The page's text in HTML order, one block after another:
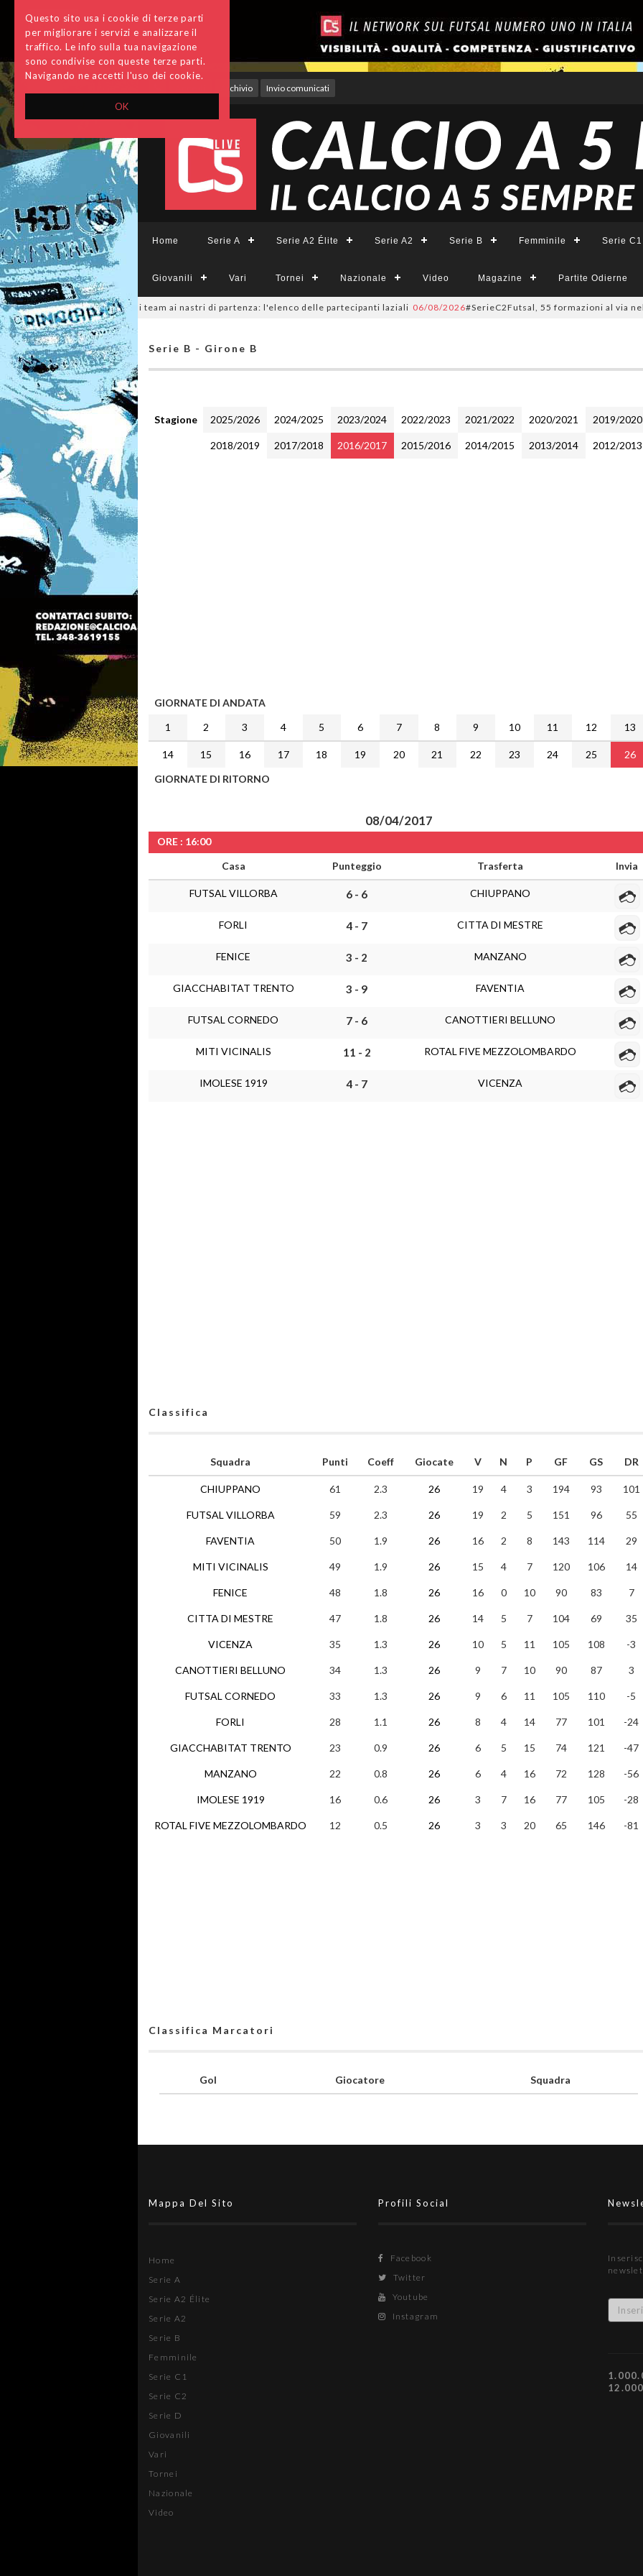
OK
Questo sito usa i cookie di terze parti
per migliorare i servizi e analizzare il
traffico. Le info sulla tua navigazione
sono condivise con queste terze parti.
Navigando ne accetti l'uso dei cookie.
Archivio Invio comunicati
Home Serie A Serie A2 Élite Serie A2 Serie B Femminile Serie C1
Giovanili Vari Tornei Nazionale Video Magazine Partite Odierne
sono 14 i team ai nastri di partenza: l'elenco delle partecipanti laziali 06/08/2026#SerieC2Futsal, 55 formazioni al via nel
Serie B - Girone B
Stagione 2025/2026 2024/2025 2023/2024 2022/2023 2021/2022 2020/2021 2019/2020
2018/2019 2017/2018 2016/2017 2015/2016 2014/2015 2013/2014 2012/2013
GIORNATE DI ANDATA
1
2 3 4 5 6 7 8 9 10 11 12 13
14 15 16 17 18 19 20 21 22 23 24 25
26
GIORNATE DI RITORNO
08/04/2017
ORE : 16:00
Casa
Punteggio Trasferta Invia
FUTSAL VILLORBA 6 - 6 CHIUPPANO
FORLI 4 - 7 CITTA DI MESTRE
FENICE 3 - 2 MANZANO
GIACCHABITAT TRENTO 3 - 9 FAVENTIA
FUTSAL CORNEDO 7 - 6 CANOTTIERI BELLUNO
MITI VICINALIS 11 - 2 ROTAL FIVE MEZZOLOMBARDO
IMOLESE 1919 4 - 7 VICENZA
Classifica
Squadra
CHIUPPANO
FUTSAL VILLORBA
FAVENTIA
MITI VICINALIS
FENICE
CITTA DI MESTRE
VICENZA
CANOTTIERI BELLUNO
FUTSAL CORNEDO
FORLI
GIACCHABITAT TRENTO
MANZANO
IMOLESE 1919
ROTAL FIVE MEZZOLOMBARDO
Punti Coeff Giocate V N P GF GS DR
61 2.3 26 19 4 3 194 93 101
59 2.3 26 19 2 5 151 96 55
50 1.9 26 16 2 8 143 114 29
49 1.9 26 15 4 7 120 106 14
48 1.8 26 16 0 10 90 83 7
47 1.8 26 14 5 7 104 69 35
35 1.3 26 10 5 11 105 108 -3
34 1.3 26 9 7 10 90 87 3
33 1.3 26 9 6 11 105 110 -5
28 1.1 26 8 4 14 77 101 -24
23 0.9 26 6 5 15 74 121 -47
22 0.8 26 6 4 16 72 128 -56
16 0.6 26 3 7 16 77 105 -28
12 0.5 26 3 3 20 65 146 -81
Classifica Marcatori
Gol Giocatore Squadra
Mappa Del Sito
Home
Serie A
Serie A2 Élite
Serie A2
Serie B
Femminile
Serie C1
Serie C2
Serie D
Giovanili
Vari
Tornei
Nazionale
Video
Profili Social
Facebook
Twitter
Youtube
Instagram